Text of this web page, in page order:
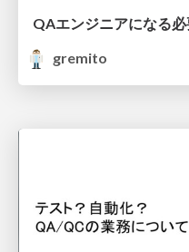
QAエンジニアになる
gremito